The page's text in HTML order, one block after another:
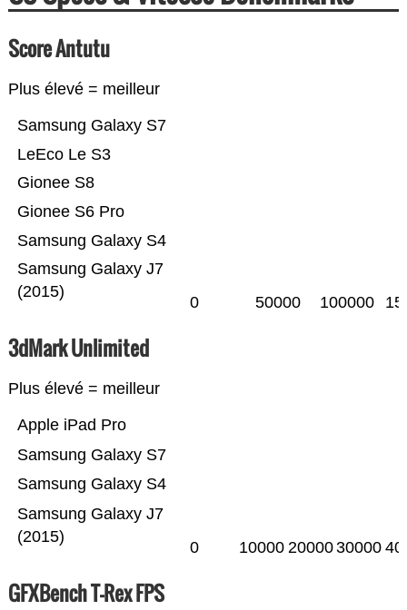
Score Antutu
Plus élevé = meilleur
Samsung Galaxy J7
(2015)
Samsung Galaxy S4
Gionee S6 Pro
Gionee S8
LeEco Le S3
Samsung Galaxy S7
0 50000 100000
3dMark Unlimited
Plus élevé = meilleur
Samsung Galaxy J7
(2015)
Samsung Galaxy S4
Samsung Galaxy S7
Apple iPad Pro
0 10000 2000030000
GFXBench T-Rex FPS